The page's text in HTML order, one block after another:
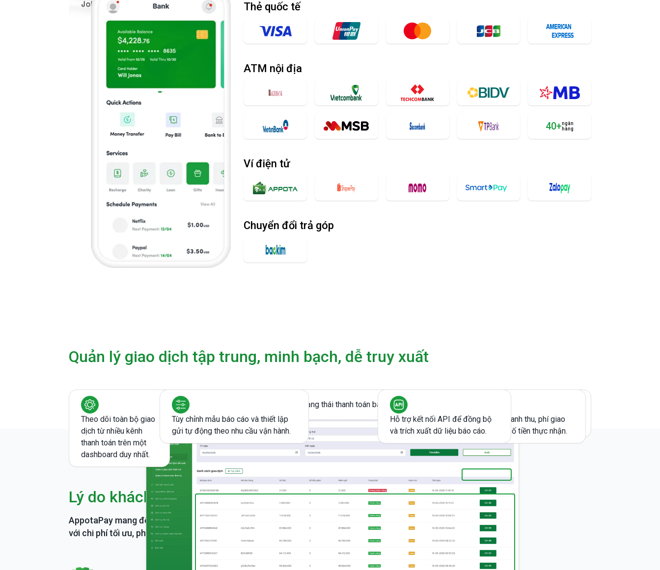
Thẻ quốc tế
ATM nội địa
40+ngân
hàng
Ví điện tử
Chuyển đổi trả góp
Quản lý giao dịch tập trung, minh bạch, dễ truy xuất
Tra cứu nhanh trạng thái thanh toán bằng mã giao dịch.
hoặc PDF.
Theo dõi toàn bộ giao
dịch từ nhiều kênh
thanh toán trên một
dashboard duy nhất.
Minh bạch doanh thu, phí giao
dịch, VAT và số tiền thực nhận.
Tùy chỉnh mẫu báo cáo và thiết lập
gửi tự động theo nhu cầu vận hành.
Hỗ trợ kết nối API để đồng bộ
và trích xuất dữ liệu báo cáo.
Lý do khách hàng nên chọn AppotaPay
AppotaPay mang đến giải pháp thanh toán ổn định, xử lý nhanh chóng và vận hành mượt mà
với chi phí tối ưu, phù hợp với đa dạng mô hình kinh doanh.